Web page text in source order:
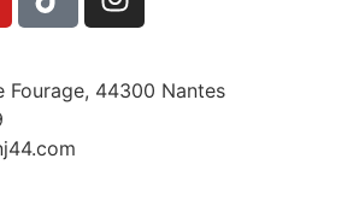
Fourage, 44300 Nantes